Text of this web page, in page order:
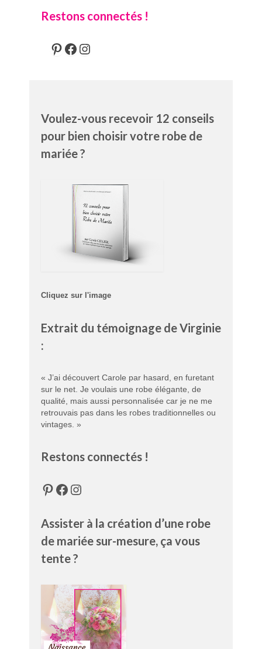
Restons connectés !
Pinterest
Facebook
Instagram
Voulez-vous recevoir 12 conseils
pour bien choisir votre robe de
mariée ?
Cliquez sur l'image
Extrait du témoignage de Virginie
:
« J’ai découvert Carole par hasard, en furetant
sur le net. Je voulais une robe élégante, de
qualité, mais aussi personnalisée car je ne me
retrouvais pas dans les robes traditionnelles ou
vintages. »
Restons connectés !
Pinterest
Facebook
Instagram
Assister à la création d’une robe
de mariée sur-mesure, ça vous
tente ?